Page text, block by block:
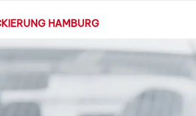
HAMBURG